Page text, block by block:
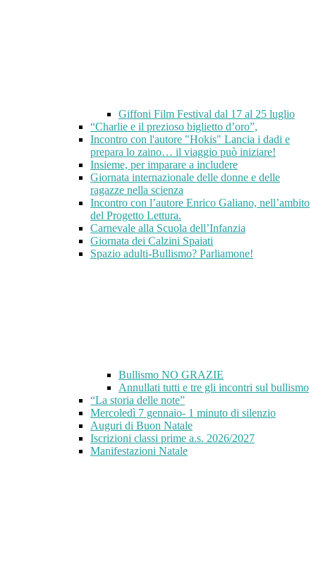
Giffoni Film Festival dal 17 al 25 luglio
“Charlie e il prezioso biglietto d’oro”,
Incontro con l'autore "Hokis" Lancia i dadi e
prepara lo zaino… il viaggio può iniziare!
Insieme, per imparare a includere
Giornata internazionale delle donne e delle
ragazze nella scienza
Incontro con l’autore Enrico Galiano, nell’ambito
del Progetto Lettura.
Carnevale alla Scuola dell’Infanzia
Giornata dei Calzini Spaiati
Spazio adulti-Bullismo? Parliamone!
Bullismo NO GRAZIE
Annullati tutti e tre gli incontri sul bullismo
“La storia delle note”
Mercoledì 7 gennaio- 1 minuto di silenzio
Auguri di Buon Natale
Iscrizioni classi prime a.s. 2026/2027
Manifestazioni Natale